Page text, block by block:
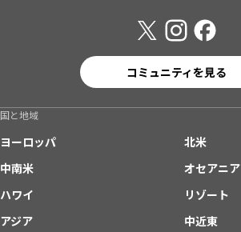
コミュニティを見る
国と地域
ヨーロッパ
北米
中南米
オセアニア
ハワイ
リゾート
アジア
中近東